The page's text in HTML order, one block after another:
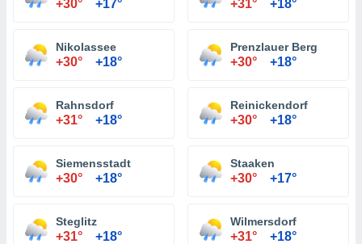
+30° +17° +31° +18°
Nikolassee
+30° +18°
Prenzlauer Berg
+30° +18°
Rahnsdorf
+31° +18°
Reinickendorf
+30° +18°
Siemensstadt
+30° +18°
Staaken
+30° +17°
Steglitz
+31° +18°
Wilmersdorf
+31° +18°